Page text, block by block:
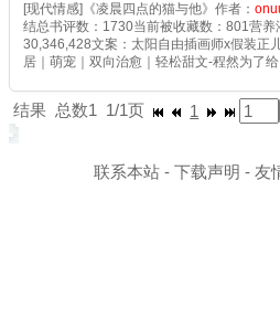
[现代情感]《凌晨四点的猫与他》作者：
结总书评数：1730当前被收藏数：801营养
30,346,428文案：太阳自由插画师x假装正
居｜萌宠｜双向治愈｜轻松甜文-程然为了
难得的是，雇主家的小猫雪团又乖又软，
喂猫，都...
结果 总数1 1/1页 1
联系本站- 下载声明 - 友